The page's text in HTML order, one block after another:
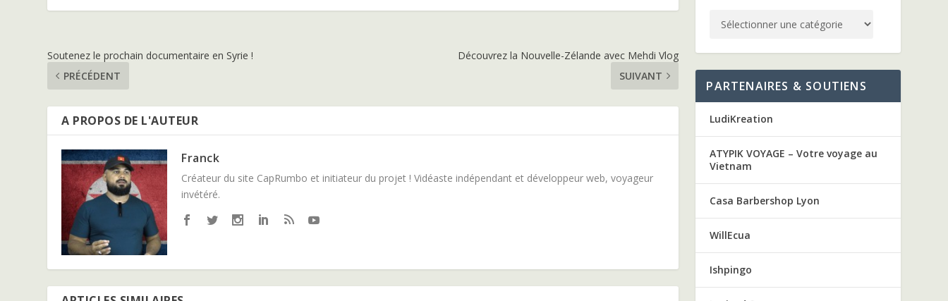
Soutenez le prochain documentaire en Syrie !
PRÉCÉDENT
Découvrez la Nouvelle-Zélande avec Mehdi Vlog
SUIVANT
A PROPOS DE L'AUTEUR
Franck
Créateur du site CapRumbo et initiateur du projet ! Vidéaste indépendant et développeur web, voyageur
invétéré.
PARTENAIRES & SOUTIENS
LudiKreation
ATYPIK VOYAGE – Votre voyage au
Vietnam
Casa Barbershop Lyon
WillEcua
Ishpingo